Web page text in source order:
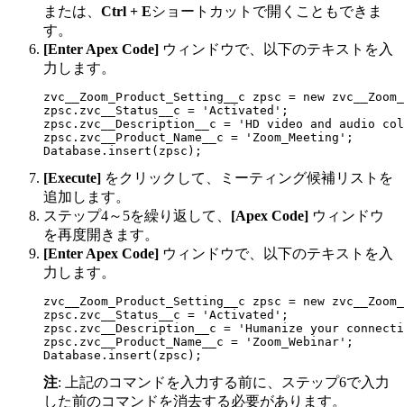
または、 Ctrl + Eショートカットで開くこともできま
す。
[Enter Apex Code] ウィンドウで、以下のテキストを入
力します。
zvc__Zoom_Product_Setting__c zpsc = new
zpsc.zvc__Status__c = 'Activated';
zpsc.zvc__Description__c = 'HD video and audio
zpsc.zvc__Product_Name__c = 'Zoom_Meeting';
Database.insert(zpsc);
[Execute] をクリックして、ミーティング候補リストを
追加します。
ステップ4～5を繰り返して、 [Apex Code] ウィンドウ
を再度開きます。
[Enter Apex Code] ウィンドウで、以下のテキストを入
力します。
zvc__Zoom_Product_Setting__c zpsc = new
zpsc.zvc__Status__c = 'Activated';
zpsc.zvc__Description__c = 'Humanize your
zpsc.zvc__Product_Name__c = 'Zoom_Webinar';
Database.insert(zpsc);
注: 上記のコマンドを入力する前に、ステップ6で入力
した前のコマンドを消去する必要があります。